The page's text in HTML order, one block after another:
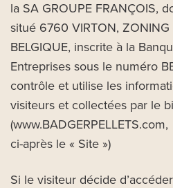
la SA GROUPE FRANÇOIS,
situé 6760 VIRTON, ZONING
BELGIQUE, inscrite à la
Entreprises sous le numéro
contrôle et utilise les
visiteurs et collectées par le
(www.BADGERPELLETS.com,
ci-après le « Site »)
Si le visiteur décide